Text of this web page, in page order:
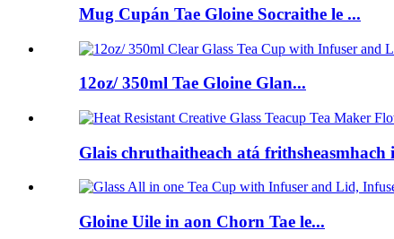
Mug Cupán Tae Gloine Socraithe le ...
12oz/ 350ml Tae Gloine Glan...
Glais chruthaitheach atá frithsheasmhach
Gloine Uile in aon Chorn Tae le...